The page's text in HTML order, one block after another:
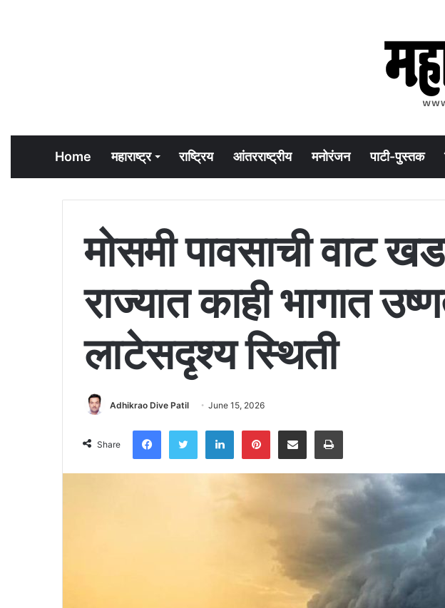
Home महाराष्ट्र राष्ट्रिय आंतरराष्ट्रीय मनोरंजन पाटी-पुस्तक
मोसमी पावसाची वाट
राज्यात काही भागात
लाटेसदृश्य स्थिती
Adhikrao Dive Patil June 15, 2026
Share
Facebook
TwitterLinkedInPinterest
Share via EmailPrint